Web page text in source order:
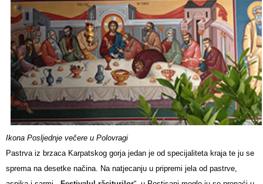
Ikona Posljednje večere u Polovragi
Pastrva iz brzaca Karpatskog gorja jedan je od specijaliteta kraja te ju se
sprema na desetke načina. Na natjecanju u pripremi jela od pastrve,